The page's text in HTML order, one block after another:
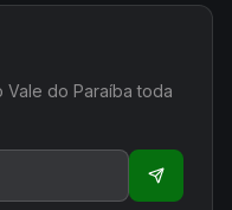
Vale do Paraíba toda